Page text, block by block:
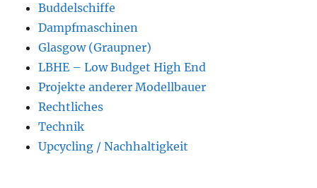
Buddelschiffe
Dampfmaschinen
Glasgow (Graupner)
LBHE – Low Budget High End
Projekte anderer Modellbauer
Rechtliches
Technik
Upcycling / Nachhaltigkeit